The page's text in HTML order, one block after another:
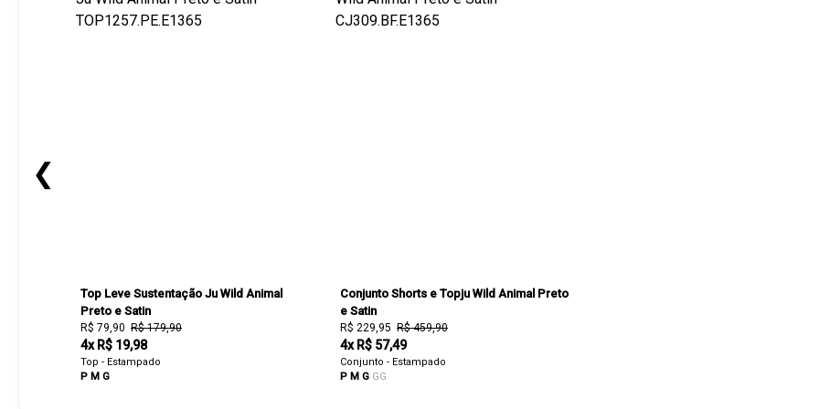
❮
Top Leve Sustentação Ju Wild Animal
Preto e Satin
R$ 79,90 R$ 179,90
4x R$ 19,98
Top - Estampado
P M G
Conjunto Shorts e Topju Wild Animal Preto
e Satin
R$ 229,95 R$ 459,90
4x R$ 57,49
Conjunto - Estampado
P M G GG